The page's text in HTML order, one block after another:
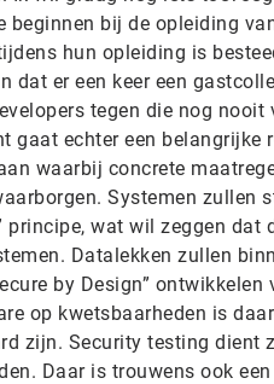
beginnen bij de opleiding
hun opleiding is
dat er een keer een
tegen die nog nooit
gaat echter een belangrijke
waarbij concrete
Systemen zullen
principe, wat wil zeggen dat
Datalekken zullen
by Design” ontwikkelen
op kwetsbaarheden is
zijn. Security testing dient
Daar is trouwens ook een